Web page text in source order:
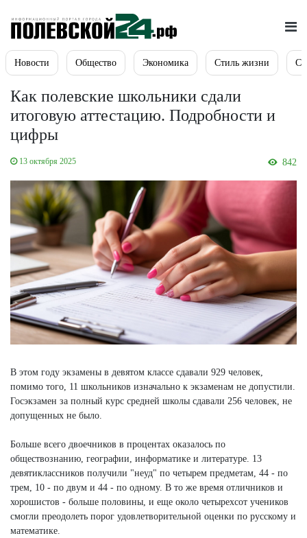
Новости Общество Экономика Стиль жизни
Как полевские школьники сдали
итоговую аттестацию. Подробности и
цифры
13 октября 2025 842
В этом году экзамены в девятом классе сдавали 929 человек,
помимо того, 11 школьников изначально к экзаменам не допустили.
Госэкзамен за полный курс средней школы сдавали 256 человек, не
допущенных не было.
Больше всего двоечников в процентах оказалось по
обществознанию, географии, информатике и литературе. 13
девятиклассников получили "неуд" по четырем предметам, 44 - по
трем, 10 - по двум и 44 - по одному. В то же время отличников и
хорошистов - больше половины, и еще около четырехсот учеников
смогли преодолеть порог удовлетворительной оценки по русскому и
математике.